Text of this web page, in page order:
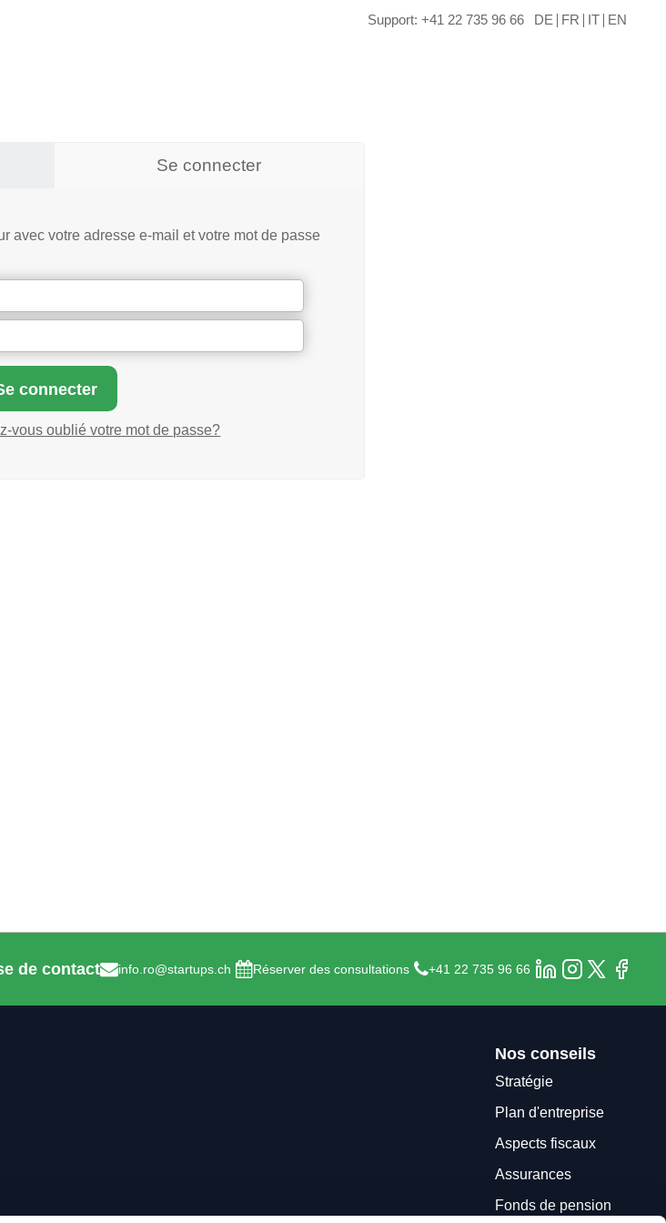
Support: +41 22 735 96 66 DE FR IT EN
Se connecter
avec votre adresse e-mail et votre mot de passe
vous oublié votre mot de passe?
de contact info.ro@startups.ch Réserver des consultations +41 22 735 96 66
Nos conseils
Stratégie
Plan d'entreprise
Aspects fiscaux
Assurances
Fonds de pension